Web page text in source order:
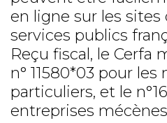
en ligne sur les
services publics
Reçu fiscal, le Cerfa
n° 11580*03 pour les
particuliers, et le
entreprises